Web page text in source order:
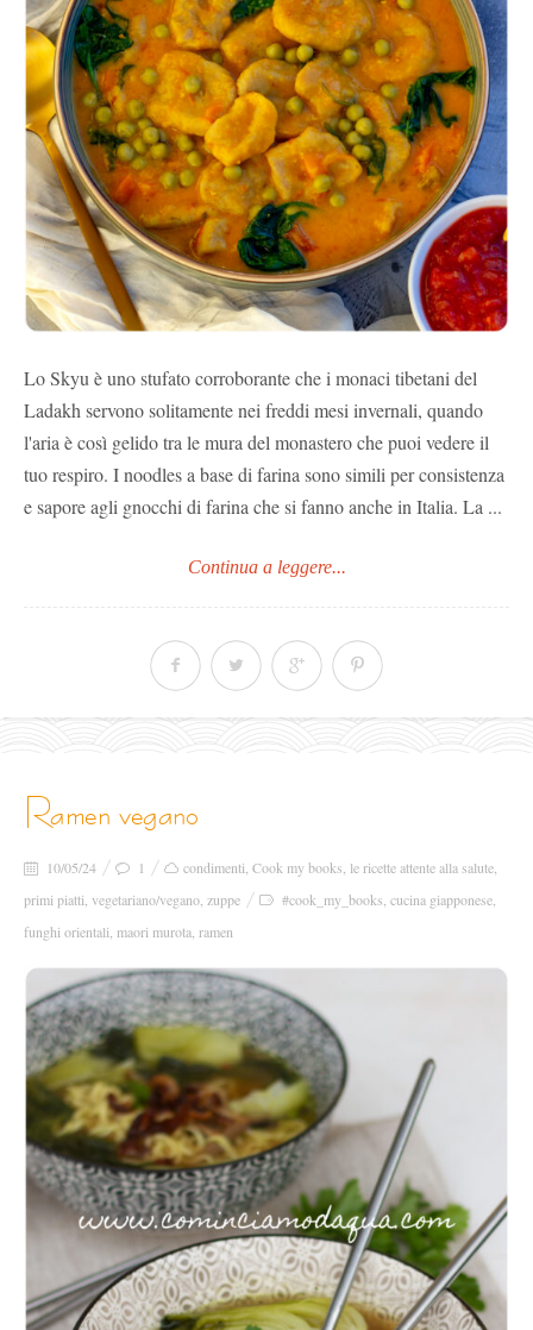
Lo Skyu è uno stufato corroborante che i monaci tibetani del
Ladakh servono solitamente nei freddi mesi invernali, quando
l'aria è così gelido tra le mura del monastero che puoi vedere il
tuo respiro. I noodles a base di farina sono simili per consistenza
e sapore agli gnocchi di farina che si fanno anche in Italia. La ...
Continua a leggere...
ramen vegano
10/05/24 1 condimenti Cook my books le ricette attente alla salute
primi piatti vegetariano/vegano zuppe #cook_my_books cucina giapponese
funghi orientali maori murota ramen